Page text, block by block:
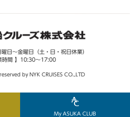
My ASUKA CLUB
日～金曜日（土・日・祝日休業）
時間 】10:30～17:00
by NYK CRUISES CO.,LTD